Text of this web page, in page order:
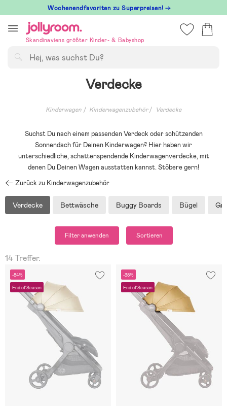
till
innehållet
Wochenendfavoriten zu Superpreisen! →
Skandinaviens größter Kinder- & Babyshop
Verdecke
Kinderwagen Kinderwagenzubehör Verdecke
Suchst Du nach einem passenden Verdeck oder schützenden
Sonnendach für Deinen Kinderwagen? Hier haben wir
unterschiedliche, schattenspendende Kinderwagenverdecke, mit
denen Du Deinen Wagen ausstatten kannst. Stöbere gern!
Zurück zu Kinderwagenzubehör
Verdecke Bettwäsche Buggy Boards Bügel
Filter anwenden Sortieren
14 Treffer.
-84%
End of Season
-38%
End of Season